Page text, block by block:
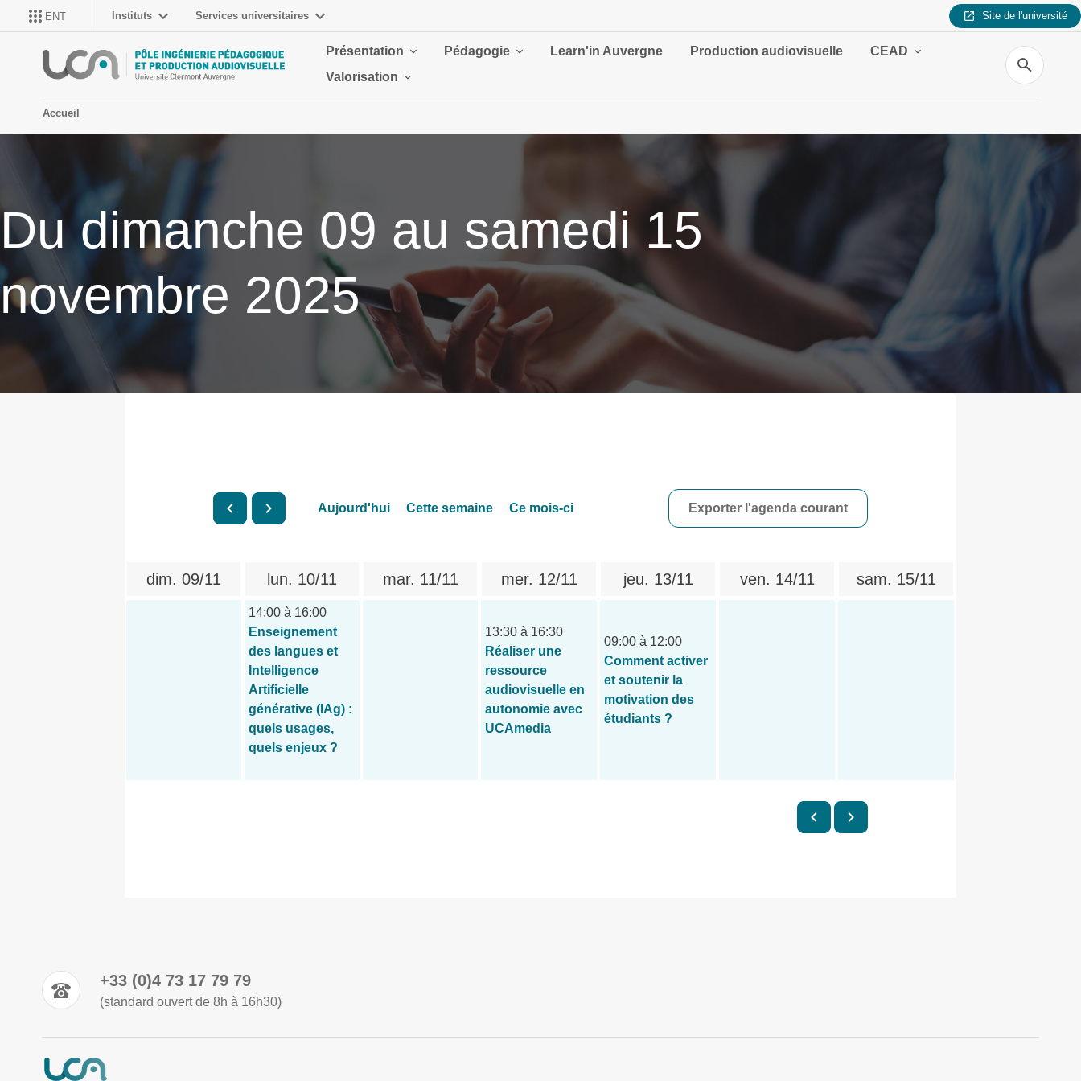
ENT Instituts Services universitaires Site de l'université
Présentation Pédagogie Learn'in Auvergne Production audiovisuelle
CEAD
Valorisation
Recherche
Accueil
Du dimanche 09 au samedi 15
novembre 2025
Aujourd'hui Cette semaine Ce mois-ci Exporter l'agenda courant
dim. 09/11 lun. 10/11 mar. 11/11 mer. 12/11 jeu. 13/11 ven. 14/11 sam. 15/11
14:00 à 16:00
Enseignement
des langues et
Intelligence
Artificielle
générative (IAg) :
quels usages,
quels enjeux ?
13:30 à 16:30
Réaliser une
ressource
audiovisuelle en
autonomie avec
UCAmedia
09:00 à 12:00
Comment activer
et soutenir la
motivation des
étudiants ?
+33 (0)4 73 17 79 79
(standard ouvert de 8h à 16h30)